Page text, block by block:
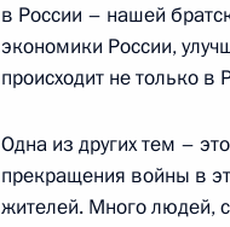
1 июля 2017 года, 16:55
Закон о
о передаче лиц,
31 октября 2016 года, 15:25
в России – нашей
экономики России,
происходит не только
Одна из других тем –
прекращения войны в
жителей. Много людей,